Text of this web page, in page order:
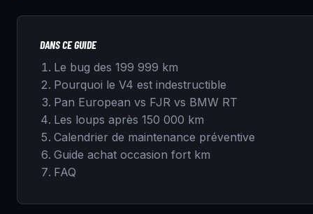
DANS CE GUIDE
Le bug des 199 999 km
Pourquoi le V4 est indestructible
Pan European vs FJR vs BMW RT
Les loups après 150 000 km
Calendrier de maintenance préventive
Guide achat occasion fort km
FAQ